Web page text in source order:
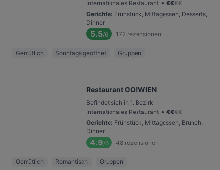
Internationales Restaurant • €€€€
Gerichte: Frühstück, Mittagessen, Desserts,
Dinner
5.5/6 172 rezensionen
Gemütlich Sonntags geöffnet Gruppen
Restaurant GO!WIEN
Befindet sich in 1. Bezirk
Internationales Restaurant • €€€€
Gerichte: Frühstück, Mittagessen, Brunch,
Dinner
4.9/6 48 rezensionen
Gemütlich Romantisch Gruppen